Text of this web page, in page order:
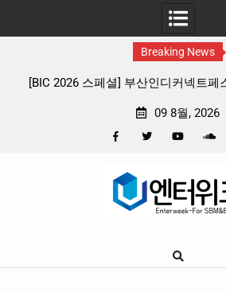
Breaking News
벌 출품 인디 리듬
판타지 케이팝 애니
09 8월, 2026